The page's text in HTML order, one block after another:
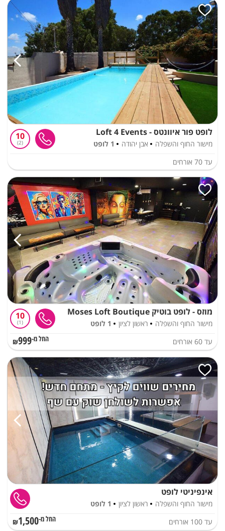
לופט פור איוונטס - Loft 4 Events
מישור החוף והשפלה אבן יהודה 1 לופט
10
2
עד 70 אורחים
מוזס - לופט בוטיק Moses Loft Boutique
מישור החוף והשפלה ראשון לציון 1 לופט
10
1
עד 60 אורחים החל מ-₪999
אינפיניטי לופט
מישור החוף והשפלה ראשון לציון
1 לופט
עד 100 אורחים החל מ-₪1,500